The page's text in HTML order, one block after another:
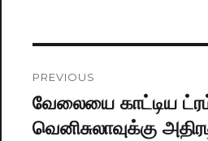
navigation
PREVIOUS
Previous
post:
வேலையை காட்டிய
வெனிசுலாவுக்கு